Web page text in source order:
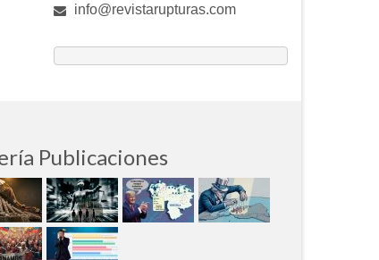
info@revistarupturas.com
Publicaciones